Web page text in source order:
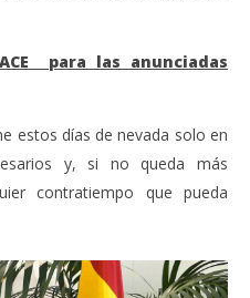
para las anunciadas
estos días de nevada solo en
y, si no queda más
contratiempo que pueda